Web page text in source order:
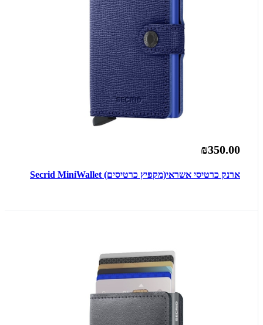
₪350.00
ארנק כרטיסי אשראי(מקפיץ כרטיסים) Secrid MiniWallet